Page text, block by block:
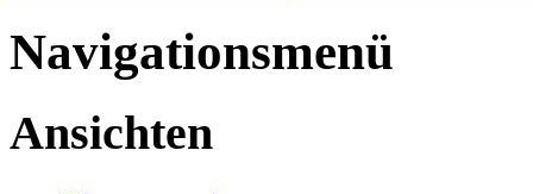
Navigationsmenü
Ansichten